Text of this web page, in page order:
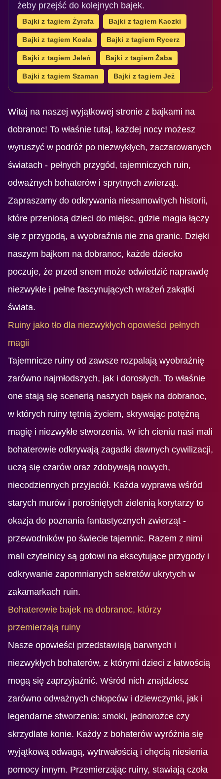
żeby przejść do kolejnych bajek.
Bajki z tagiem Żyrafa Bajki z tagiem Kaczki
Bajki z tagiem Koala Bajki z tagiem Rycerz
Bajki z tagiem Jeleń Bajki z tagiem Żaba
Bajki z tagiem Szaman Bajki z tagiem Jeż
Witaj na naszej wyjątkowej stronie z bajkami na
dobranoc! To właśnie tutaj, każdej nocy możesz
wyruszyć w podróż po niezwykłych, zaczarowanych
światach - pełnych przygód, tajemniczych ruin,
odważnych bohaterów i sprytnych zwierząt.
Zapraszamy do odkrywania niesamowitych historii,
które przeniosą dzieci do miejsc, gdzie magia łączy
się z przygodą, a wyobraźnia nie zna granic. Dzięki
naszym bajkom na dobranoc, każde dziecko
poczuje, że przed snem może odwiedzić naprawdę
niezwykłe i pełne fascynujących wrażeń zakątki
świata.
Ruiny jako tło dla niezwykłych opowieści pełnych
magii
Tajemnicze ruiny od zawsze rozpalają wyobraźnię
zarówno najmłodszych, jak i dorosłych. To właśnie
one stają się scenerią naszych bajek na dobranoc,
w których ruiny tętnią życiem, skrywając potężną
magię i niezwykłe stworzenia. W ich cieniu nasi mali
bohaterowie odkrywają zagadki dawnych cywilizacji,
uczą się czarów oraz zdobywają nowych,
niecodziennych przyjaciół. Każda wyprawa wśród
starych murów i porośniętych zielenią korytarzy to
okazja do poznania fantastycznych zwierząt -
przewodników po świecie tajemnic. Razem z nimi
mali czytelnicy są gotowi na ekscytujące przygody i
odkrywanie zapomnianych sekretów ukrytych w
zakamarkach ruin.
Bohaterowie bajek na dobranoc, którzy
przemierzają ruiny
Nasze opowieści przedstawiają barwnych i
niezwykłych bohaterów, z którymi dzieci z łatwością
mogą się zaprzyjaźnić. Wśród nich znajdziesz
zarówno odważnych chłopców i dziewczynki, jak i
legendarne stworzenia: smoki, jednorożce czy
skrzydlate konie. Każdy z bohaterów wyróżnia się
wyjątkową odwagą, wytrwałością i chęcią niesienia
pomocy innym. Przemierzając ruiny, stawiają czoła